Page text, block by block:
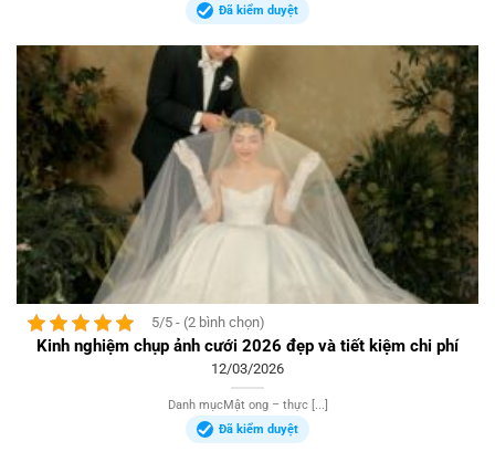
Đã kiểm duyệt
5/5 - (2 bình chọn)
Kinh nghiệm chụp ảnh cưới 2026 đẹp và tiết kiệm chi phí
12/03/2026
Danh mụcMật ong – thực [...]
Đã kiểm duyệt